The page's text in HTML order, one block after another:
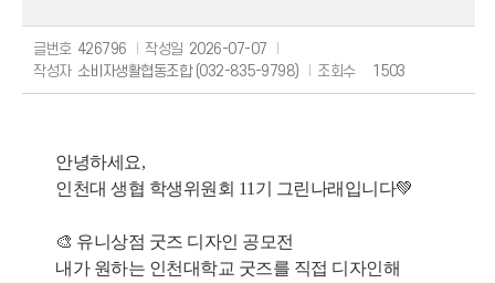
글번호 426796 작성일 2026-07-07
작성자 소비자생활협동조합 (032-835-9798) 조회수 1503
안녕하세요,
인천대 생협 학생위원회 11기 그린나래 입니다💚
🎨 유니상점 굿즈 디자인 공모전
내가 원하는 인천대학교 굿즈를 직접 디자인해